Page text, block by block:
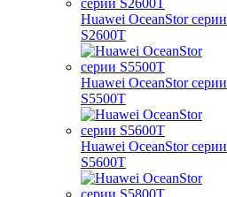
Huawei OceanStor серии
S2600T
Huawei OceanStor серии
S5500T
Huawei OceanStor серии
S5600T